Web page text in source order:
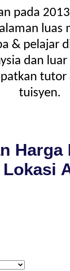
pada
luas
& pelajar
dan luar
tutor
tuisyen.